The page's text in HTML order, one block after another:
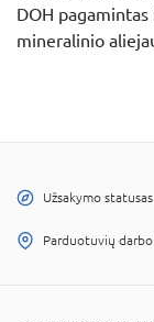
DOH
mineralinio
Užsakymo statusas
Parduotuvių darbo